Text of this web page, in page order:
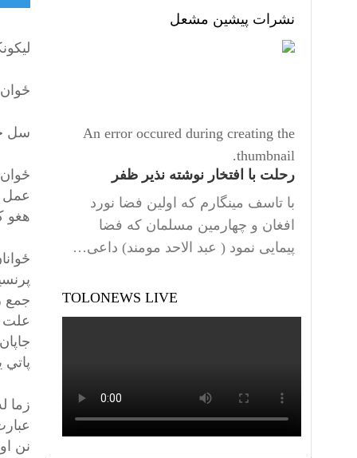
سل
عمل
هغو کسانو ته
علت
زما
نشرات پیشین مشعل
An error occured during creating the
thumbnail.
رحلت با افتخار نوشته نذیر ظفر
با تاسف مینگارم که اولین فضا نورد
افغان و چهارمین مسلمان که فضا
پیمایی نمود ( عبد الاحد مومند) داعی…
TOLONEWS LIVE